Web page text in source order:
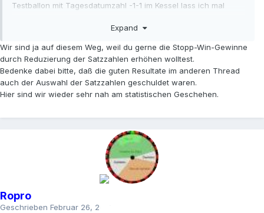
Testballon mit Tagesdatumzahl -1-1 im Kessel lass ich mal
Expand
Wir sind ja auf diesem Weg, weil du gerne die Stopp-Win-Gewinne
durch Reduzierung der Satzzahlen erhöhen wolltest.
Bedenke dabei bitte, daß die guten Resultate im anderen Thread
auch der Auswahl der Satzzahlen geschuldet waren.
Hier sind wir wieder sehr nah am statistischen Geschehen.
Ropro
Geschrieben Februar 26, 2023